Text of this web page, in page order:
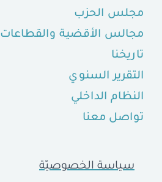
مجلس الحزب
مجالس الأقضية والقطاعات
تاريخنا
التقرير السنوي
النظام الداخلي
تواصل معنا
سياسة الخصوصيّة